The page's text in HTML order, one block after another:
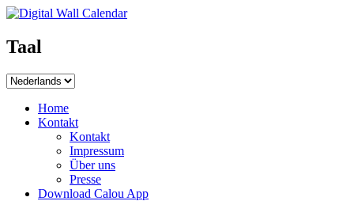
Taal
Home
Kontakt
Kontakt
Impressum
Über uns
Presse
Download Calou App